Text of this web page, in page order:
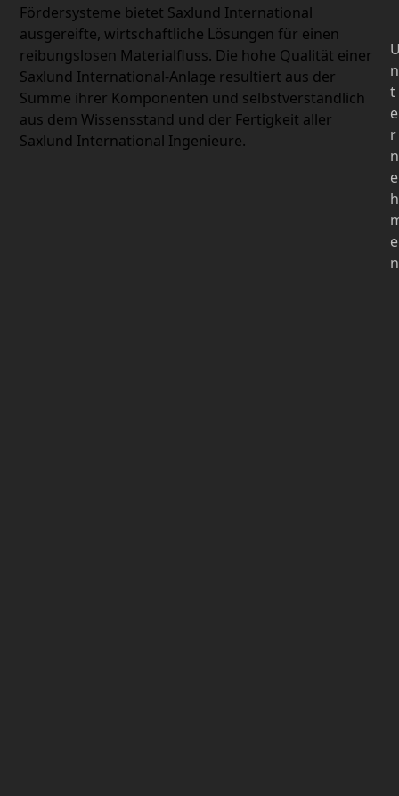
Fördersysteme bietet Saxlund International
ausgereifte, wirtschaftliche Lösungen für einen
reibungslosen Materialfluss. Die hohe Qualität einer
Saxlund International-Anlage resultiert aus der
Summe ihrer Komponenten und selbstverständlich
aus dem Wissensstand und der Fertigkeit aller
Saxlund International Ingenieure.
n
t
e
r
n
e
h
e
n